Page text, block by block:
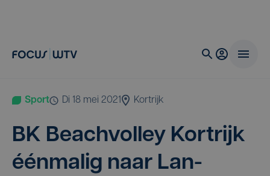
Sport di 18 mei 2021 Kortrijk
BK Beach­vol­ley Kort­rijk
één­ma­lig naar Lan­